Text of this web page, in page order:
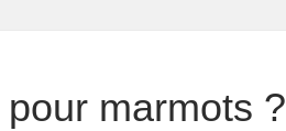
marmots ?